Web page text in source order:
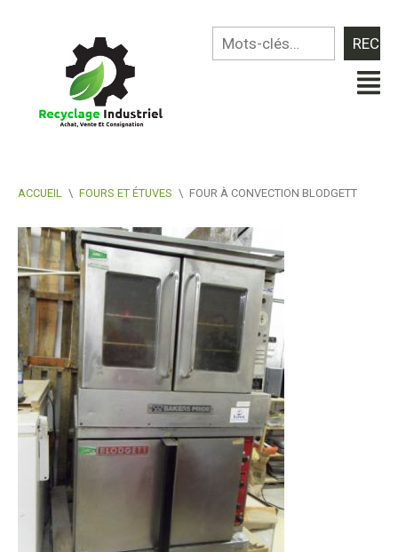
ACCUEIL \ FOURS ET ÉTUVES \ FOUR À CONVECTION BLODGETT